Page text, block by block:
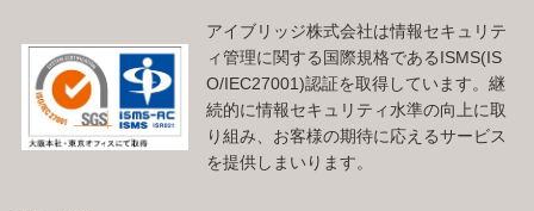
アイブリッジ株式会社は情報セキュリテ
ィ管理に関する国際規格であるISMS(IS
O/IEC27001)認証を取得しています。継
続的に情報セキュリティ水準の向上に取
り組み、お客様の期待に応えるサービス
を提供しまいります。